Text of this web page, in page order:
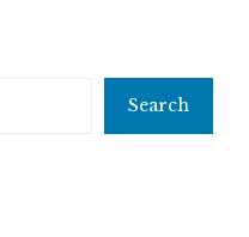
Search